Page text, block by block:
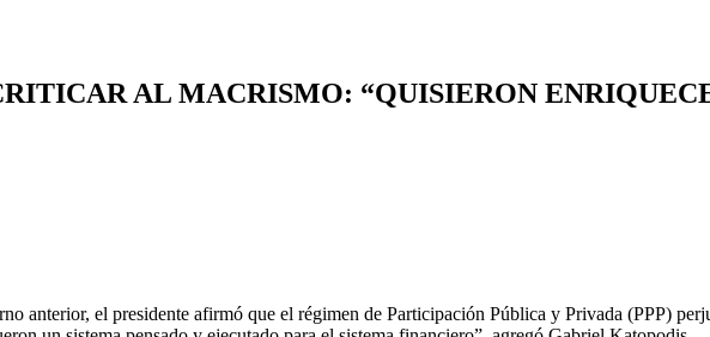
AL MACRISMO: “QUISIERON
anterior, el presidente afirmó que el régimen de Participación Pública y Privada (PPP)